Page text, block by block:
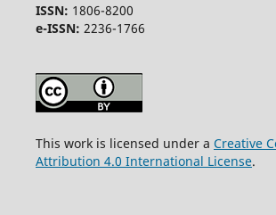
ISSN: 1806-8200
e-ISSN: 2236-1766
This work is licensed under a Creative
Attribution 4.0 International License.